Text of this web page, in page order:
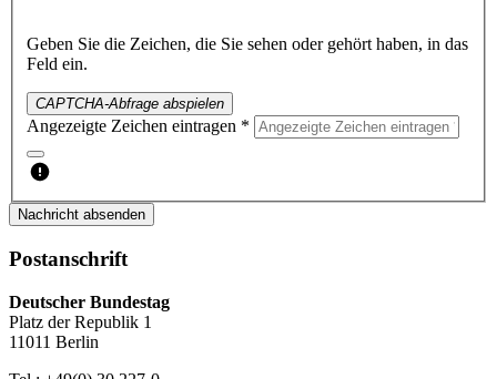
Geben Sie die Zeichen, die Sie sehen oder gehört haben, in das
Feld ein.
CAPTCHA-Abfrage abspielen
Angezeigte Zeichen eintragen *
Nachricht absenden
Postanschrift
Deutscher Bundestag
Platz der Republik 1
11011 Berlin